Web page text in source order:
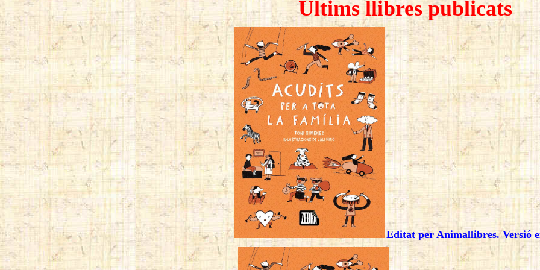
Últims llibres publicats
Editat per Animallibres. Versió